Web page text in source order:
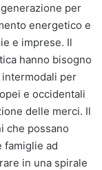
per
energetico e
e imprese. Il
hanno bisogno
per
e occidentali
delle merci. Il
che possano
famiglie ad
in una spirale